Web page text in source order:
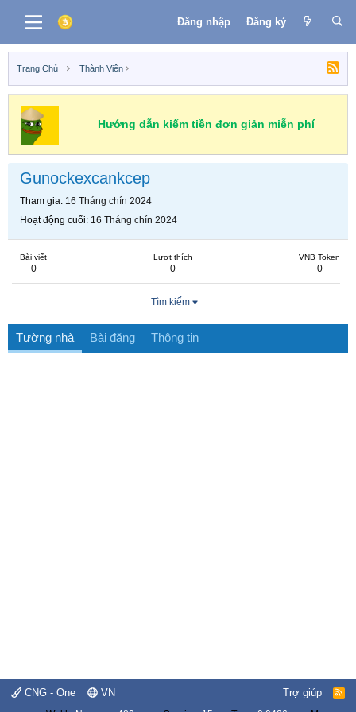
Đăng nhập Đăng ký
Trang Chủ Thành Viên
Hướng dẫn kiếm tiền đơn giản miễn phí
Gunockexcankcep
Tham gia 16 Tháng chín 2024
Hoạt động cuối 16 Tháng chín 2024
Bài viết
0
Lượt thích
0
VNB Token
0
Tìm kiếm
Tường nhà Bài đăng Thông tin
CNG - One VN Trợ giúp
R